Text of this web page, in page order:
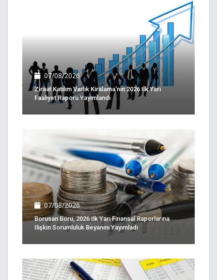
07/08/2026
Ziraat Katılım Varlık Kiralama'nın 2026 Ilk Yarı
Faaliyet Raporu Yayımlandı
07/08/2026
Borusan Boru, 2026 Ilk Yarı Finansal Raporlarına
Ilişkin Sorumluluk Beyanını Yayımladı